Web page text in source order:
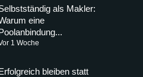
als Makler:
eine
1 Woche
bleiben statt